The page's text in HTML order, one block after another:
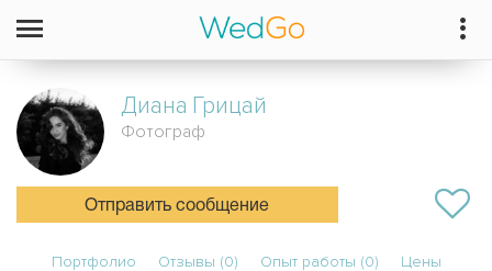
Диана Грицай
Фотограф
Отправить сообщение
Портфолио Отзывы (0) Опыт работы (0) Цены